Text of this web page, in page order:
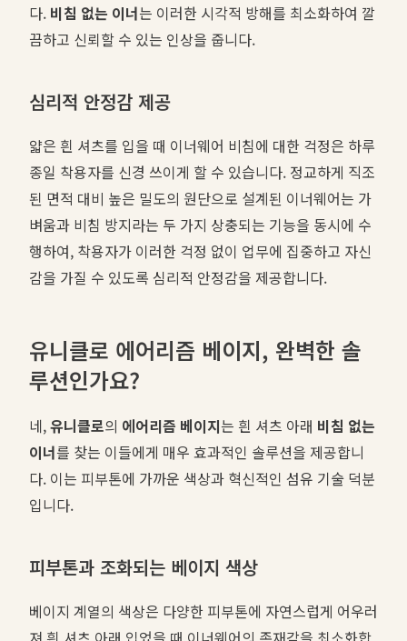
다. 비침 없는 이너는 이러한 시각적 방해를 최소화하여 깔
끔하고 신뢰할 수 있는 인상을 줍니다.
심리적 안정감 제공
얇은 흰 셔츠를 입을 때 이너웨어 비침에 대한 걱정은 하루
종일 착용자를 신경 쓰이게 할 수 있습니다. 정교하게 직조
된 면적 대비 높은 밀도의 원단으로 설계된 이너웨어는 가
벼움과 비침 방지라는 두 가지 상충되는 기능을 동시에 수
행하여, 착용자가 이러한 걱정 없이 업무에 집중하고 자신
감을 가질 수 있도록 심리적 안정감을 제공합니다.
유니클로 에어리즘 베이지, 완벽한 솔
루션인가요?
네,유니클로의 에어리즘 베이지는 흰 셔츠 아래 비침 없는
이너를 찾는 이들에게 매우 효과적인 솔루션을 제공합니
다. 이는 피부톤에 가까운 색상과 혁신적인 섬유 기술 덕분
입니다.
피부톤과 조화되는 베이지 색상
베이지 계열의 색상은 다양한 피부톤에 자연스럽게 어우러